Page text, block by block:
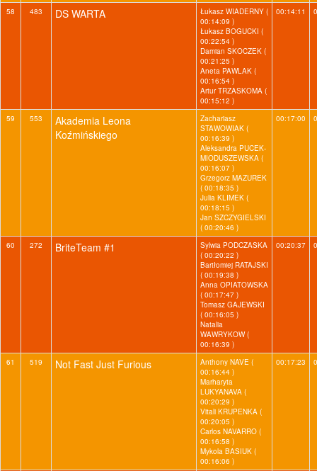
58 483 DS WARTA
Łukasz WIADERNY (
00:14:09 )
Łukasz BOGUCKI (
00:22:54 )
Damian SKOCZEK (
00:21:25 )
Aneta PAWLAK (
00:16:54 )
Artur TRZASKOMA (
00:15:12 )
00:14:11
59 553
Akademia Leona
Koźmińskiego
Zachariasz
STAWOWIAK (
00:16:39 )
Aleksandra PUCEK-
MIODUSZEWSKA (
00:16:07 )
Grzegorz MAZUREK
( 00:18:35 )
Julia KLIMEK (
00:18:15 )
Jan SZCZYGIELSKI
( 00:20:46 )
00:17:00
60 272 BriteTeam #1
Sylwia PODCZASKA
( 00:20:22 )
Bartłomiej RATAJSKI
( 00:19:38 )
Anna OPIATOWSKA
( 00:17:47 )
Tomasz GAJEWSKI
( 00:16:05 )
Natalia
WAWRYKOW (
00:16:39 )
00:20:37
61 519 Not Fast Just Furious
Anthony NAVE (
00:16:44 )
Marharyta
LUKYANAVA (
00:20:29 )
Vitali KRUPENKA (
00:20:05 )
Carlos NAVARRO (
00:16:58 )
Mykola BASIUK (
00:16:06 )
00:17:23